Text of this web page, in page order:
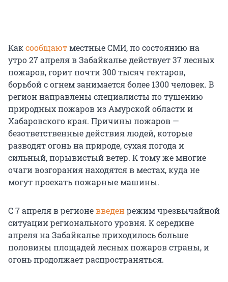
Каксообщаютместные СМИ, по состоянию на
утро 27 апреля в Забайкалье действует37 лесных
пожаров, горит почти300 тысяч гектаров,
борьбой с огнем занимается более 1300 человек. В
регион направлены специалисты по тушению
природных пожаров из Амурской области и
Хабаровского края. Причины пожаров —
безответственные действия людей, которые
разводят огонь на природе, сухая погода и
сильный, порывистый ветер. К тому же многие
очаги возгорания находятся в местах, куда не
могут проехать пожарные машины.
С 7 апреля в регионевведенрежим чрезвычайной
ситуации регионального уровня. К середине
апреля на Забайкалье приходилось больше
половины площадей лесных пожаров страны, и
огонь продолжает распространяться.